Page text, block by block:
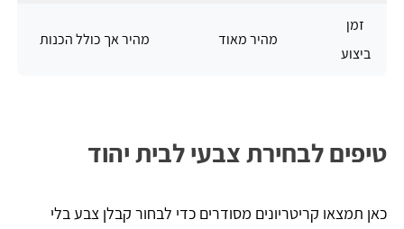
זמן
ביצוע
מהיר מאוד מהיר אך כולל הכנות
טיפים לבחירת צבעי לבית יהוד
כאן תמצאו קריטריונים מסודרים כדי לבחור קבלן צבע בלי